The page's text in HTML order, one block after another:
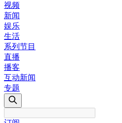
视频
新闻
娱乐
生活
系列节目
直播
播客
互动新闻
专题